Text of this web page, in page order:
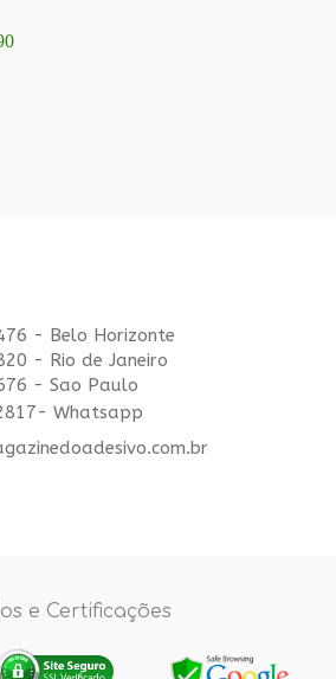
- Belo Horizonte
- Rio de Janeiro
- Sao Paulo
Whatsapp
e Certificações